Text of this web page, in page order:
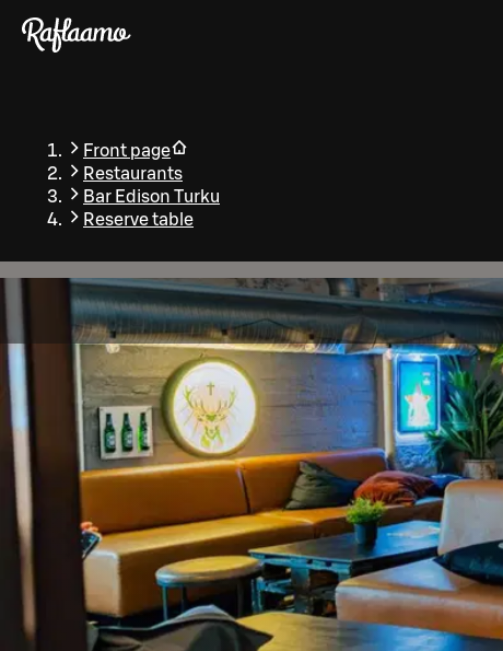
Skip to main content
Front page
Restaurants
Bar Edison Turku
Reserve table